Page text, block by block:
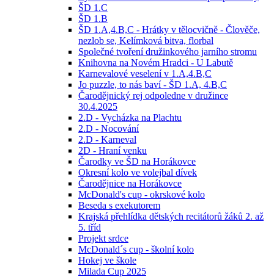
ŠD 1.C
ŠD 1.B
ŠD 1.A,4.B,C - Hrátky v tělocvičně - Člověče,
nezlob se, Kelímková bitva, florbal
Společné tvoření družinkového jarního stromu
Knihovna na Novém Hradci - U Labutě
Karnevalové veselení v 1.A,4.B,C
Jo puzzle, to nás baví - ŠD 1.A, 4.B,C
Čarodějnický rej odpoledne v družince
30.4.2025
2.D - Vycházka na Plachtu
2.D - Nocování
2.D - Karneval
2D - Hraní venku
Čarodky ve ŠD na Horákovce
Okresní kolo ve volejbal dívek
Čarodějnice na Horákovce
McDonald's cup - okrskové kolo
Beseda s exekutorem
Krajská přehlídka dětských recitátorů žáků 2. až
5. tříd
Projekt srdce
McDonald´s cup - školní kolo
Hokej ve škole
Milada Cup 2025